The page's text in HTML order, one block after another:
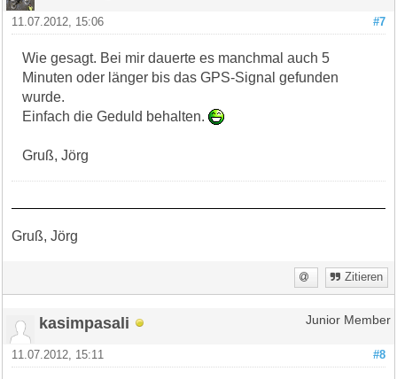
#7
11.07.2012, 15:06
Wie gesagt. Bei mir dauerte es manchmal auch 5
Minuten oder länger bis das GPS-Signal gefunden
wurde.
Einfach die Geduld behalten.
Gruß, Jörg
Gruß, Jörg
Zitieren
kasimpasali Junior Member
#8
11.07.2012, 15:11